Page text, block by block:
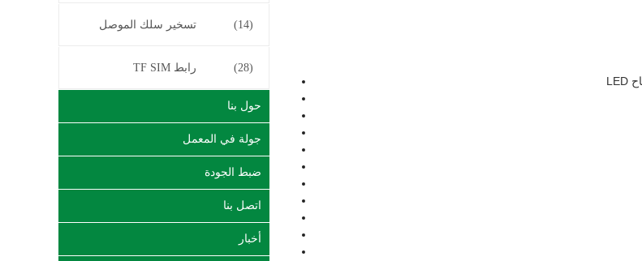
تسخير سلك الموصل (14)
رابط TF SIM (28)
حول بنا
جولة في المعمل
ضبط الجودة
اتصل بنا
أخبار